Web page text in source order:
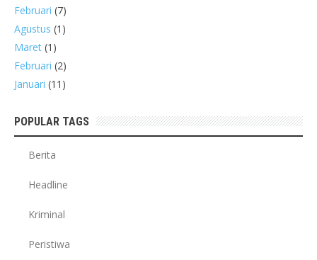
Februari (7)
Agustus (1)
Maret (1)
Februari (2)
Januari (11)
POPULAR TAGS
Berita
Headline
Kriminal
Peristiwa